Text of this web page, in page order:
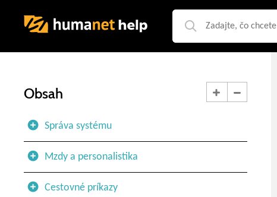
Obsah
Správa systému
Mzdy a personalistika
Cestovné príkazy